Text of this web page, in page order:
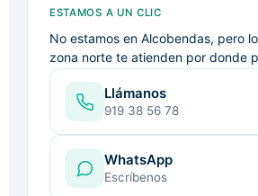
ESTAMOS A UN CLIC
No estamos en Alcobendas, pero
zona norte te atienden por donde
Llámanos
919 38 56 78
WhatsApp
Escríbenos